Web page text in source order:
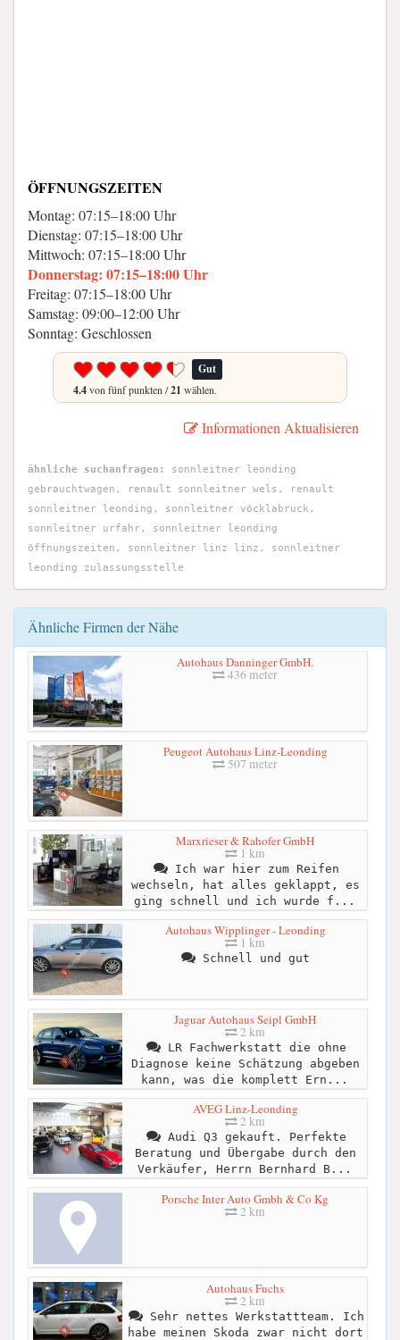
ÖFFNUNGSZEITEN
Montag: 07:15–18:00 Uhr
Dienstag: 07:15–18:00 Uhr
Mittwoch: 07:15–18:00 Uhr
Donnerstag: 07:15–18:00 Uhr
Freitag: 07:15–18:00 Uhr
Samstag: 09:00–12:00 Uhr
Sonntag: Geschlossen
Gut
4.4von fünf punkten /21 wählen.
Informationen Aktualisieren
ähnliche suchanfragen:
sonnleitner leonding
gebrauchtwagen, renault sonnleitner wels, renault
sonnleitner leonding, sonnleitner vöcklabruck,
sonnleitner urfahr, sonnleitner leonding
öffnungszeiten, sonnleitner linz linz, sonnleitner
leonding zulassungsstelle
Ähnliche Firmen der Nähe
Autohaus Danninger GmbH.
436 meter
Peugeot Autohaus Linz-Leonding
507 meter
Marxrieser & Rahofer GmbH
1 km
Ich war hier zum Reifen
wechseln, hat alles geklappt, es
ging schnell und ich wurde f...
Autohaus Wipplinger - Leonding
1 km
Schnell und gut
Jaguar Autohaus Seipl GmbH
2 km
LR Fachwerkstatt die ohne
Diagnose keine Schätzung abgeben
kann, was die komplett Ern...
AVEG Linz-Leonding
2 km
Audi Q3 gekauft. Perfekte
Beratung und Übergabe durch den
Verkäufer, Herrn Bernhard B...
Porsche Inter Auto Gmbh & Co Kg
2 km
Autohaus Fuchs
2 km
Sehr nettes Werkstattteam. Ich
habe meinen Skoda zwar nicht dort